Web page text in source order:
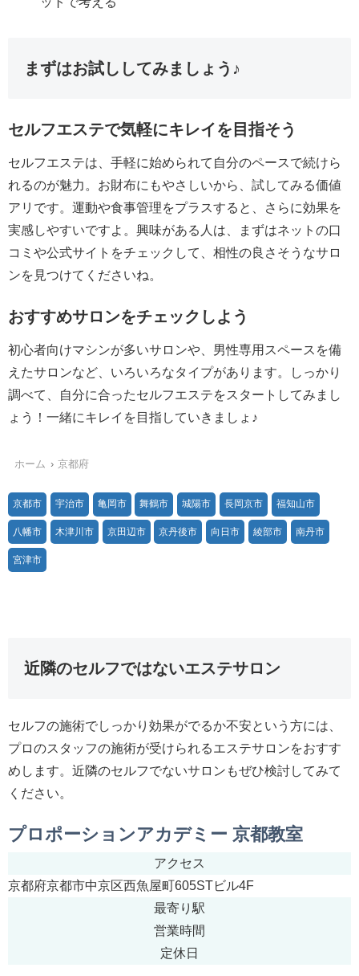
まずはお試ししてみましょう♪
セルフエステで気軽にキレイを目指そう
セルフエステは、手軽に始められて自分のペースで続けら
れるのが魅力。お財布にもやさしいから、試してみる価値
アリです。運動や食事管理をプラスすると、さらに効果を
実感しやすいですよ。興味がある人は、まずはネットの口
コミや公式サイトをチェックして、相性の良さそうなサロ
ンを見つけてくださいね。
おすすめサロンをチェックしよう
初心者向けマシンが多いサロンや、男性専用スペースを備
えたサロンなど、いろいろなタイプがあります。しっかり
調べて、自分に合ったセルフエステをスタートしてみまし
ょう！一緒にキレイを目指していきましょ♪
ホーム 京都府
京都市 宇治市 亀岡市 舞鶴市 城陽市 長岡京市 福知山市
八幡市 木津川市 京田辺市 京丹後市 向日市 綾部市 南丹市
宮津市
近隣のセルフではないエステサロン
セルフの施術でしっかり効果がでるか不安という方には、
プロのスタッフの施術が受けられるエステサロンをおすす
めします。近隣のセルフでないサロンもぜひ検討してみて
ください。
プロポーションアカデミー 京都教室
アクセス
京都府京都市中京区西魚屋町605STビル4F
最寄り駅
営業時間
定休日